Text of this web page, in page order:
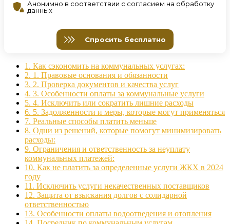
1. Как сэкономить на коммунальных услугах:
2. 1. Правовые основания и обязанности
3. 2. Проверка документов и качества услуг
4. 3. Особенности оплаты за коммунальные услуги
5. 4. Исключить или сократить лишние расходы
6. 5. Задолженности и меры, которые могут применяться
7. Реальные способы платить меньше
8. Одни из решений, которые помогут минимизировать
расходы:
9. Ограничения и ответственность за неуплату
коммунальных платежей:
10. Как не платить за определенные услуги ЖКХ в 2024
году
11. Исключить услуги некачественных поставщиков
12. Защита от взыскания долгов с солидарной
ответственностью
13. Особенности оплаты водоотведения и отопления